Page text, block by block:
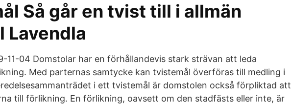
Så går en tvist till i allmän
Lavendla
11-04 Domstolar har en förhållandevis stark strävan att leda
Med parternas samtycke kan tvistemål överföras till medling i
i ett tvistemål är domstolen också förpliktad att
till förlikning. En förlikning, oavsett om den stadfästs eller inte, är